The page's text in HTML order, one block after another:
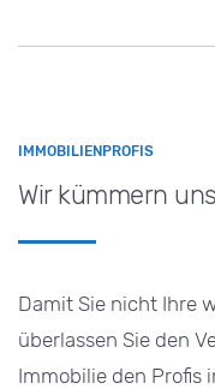
IMMOBILIENPROFIS
Wir kümmern
Damit Sie nicht Ihre
überlassen Sie den
Immobilie den Profis